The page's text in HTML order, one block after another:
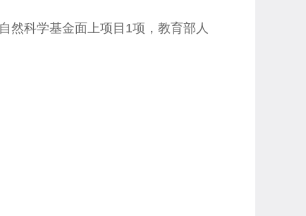
然科学基金面上项目1项，教育部人